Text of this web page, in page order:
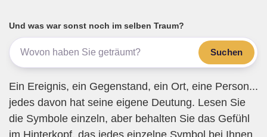
b
o
o
k
a
m
A
p
p
Und was war sonst noch im selben Traum?
Suchen
Ein Ereignis, ein Gegenstand, ein Ort, eine Person...
jedes davon hat seine eigene Deutung. Lesen Sie
die Symbole einzeln, aber behalten Sie das Gefühl
im Hinterkopf, das jedes einzelne Symbol bei Ihnen